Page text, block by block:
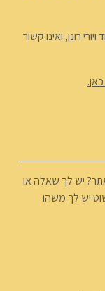
רונן, ואינו קשור
יש לך שאלה או
יש לך משהו